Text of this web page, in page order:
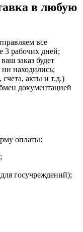
в любую
все
3 рабочих дней;
заказ будет
находились;
акты и т.д.)
документацией
оплаты:
госучреждений);